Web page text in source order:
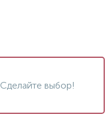
Сделайте выбор!